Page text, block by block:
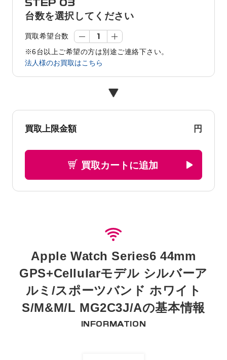
STEP 03
台数を選択してください
買取希望台数
※6台以上ご希望の方は別途ご連絡下さい。
法人様のお買取はこちら
買取上限金額 円
買取カートに追加
Apple Watch Series6 44mm
GPS+Cellularモデル シルバーア
ルミ/スポーツバンド ホワイト
S/M&M/L MG2C3J/Aの基本情報
INFORMATION